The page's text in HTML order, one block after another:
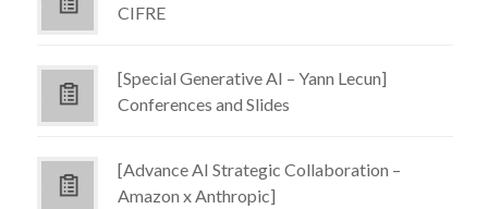
CIFRE
[Special Generative AI – Yann Lecun]
Conferences and Slides
[Advance AI Strategic Collaboration –
Amazon x Anthropic]